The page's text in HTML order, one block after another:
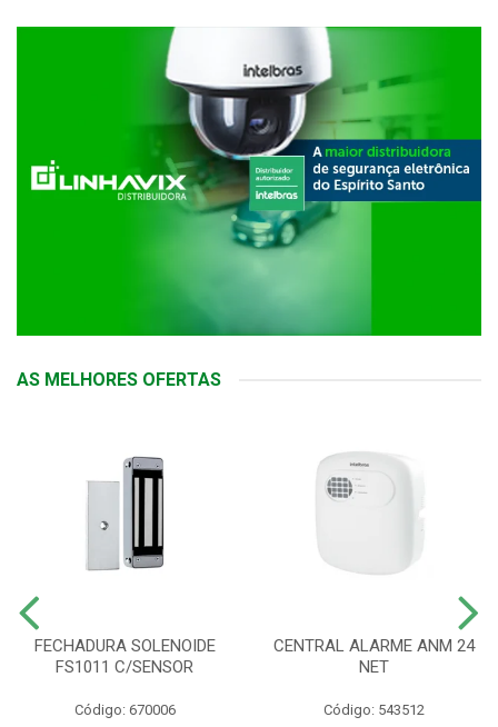
AS MELHORES OFERTAS
FECHADURA SOLENOIDE
FS1011 C/SENSOR
Código: 670006
CENTRAL ALARME ANM 24
NET
Código: 543512